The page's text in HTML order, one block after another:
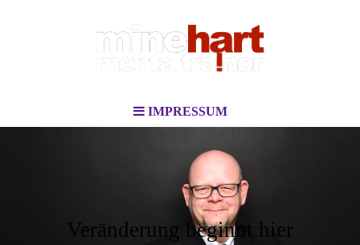
IMPRESSUM
Veränderung beginnt hier